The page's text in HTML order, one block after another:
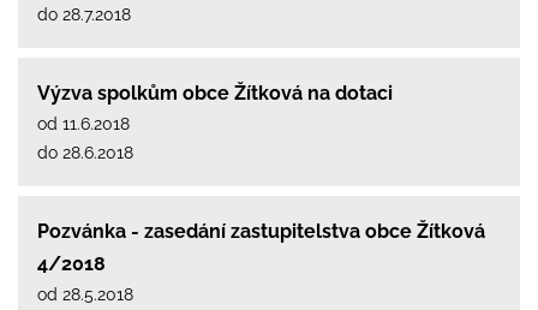
do 28.7.2018
Výzva spolkům obce Žítková na dotaci
od 11.6.2018
do 28.6.2018
Pozvánka - zasedání zastupitelstva obce Žítková
4/2018
od 28.5.2018